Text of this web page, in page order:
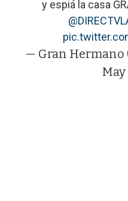
y espiá la casa
— Gran Hermano
May